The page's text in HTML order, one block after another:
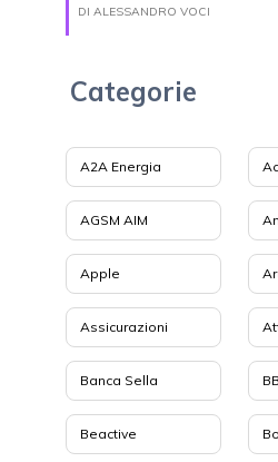
DI ALESSANDRO VOCI
Categorie
A2A Energia
AGSM AIM
Apple
Assicurazioni
Banca Sella
Beactive